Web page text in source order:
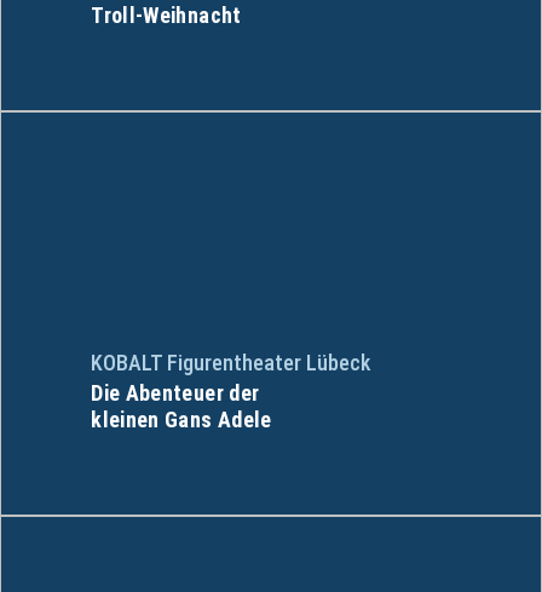
Troll-Weihnacht
KOBALT Figurentheater Lübeck
Die Abenteuer der
kleinen Gans Adele